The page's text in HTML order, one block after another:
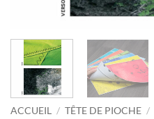
ACCUEIL / TÊTE DE PIOCHE /